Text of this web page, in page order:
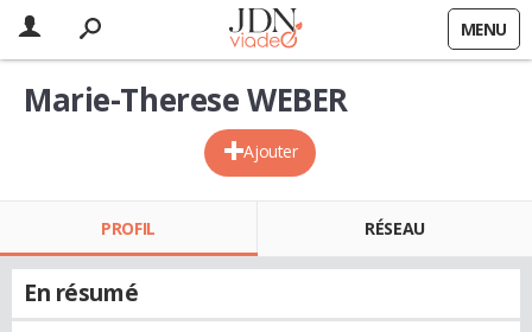
MENU
Ajouter
Marie-Therese WEBER
PROFIL RÉSEAU
En résumé